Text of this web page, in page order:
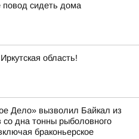
сидеть дома
область!
Дело» вызволил Байкал из
со дна тонны рыболовного
браконьерское